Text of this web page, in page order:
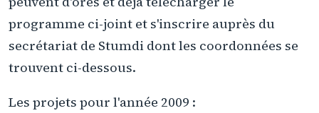
programme ci-joint et s'inscrire auprès du
secrétariat de Stumdi dont les coordonnées se
trouvent ci-dessous.
Les projets pour l'année 2009 :